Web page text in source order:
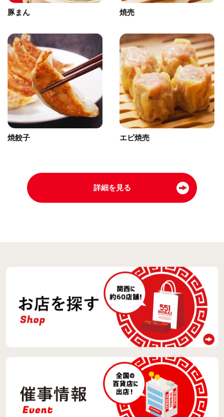
豚まん 焼売
焼餃子 エビ焼売
詳細を見る